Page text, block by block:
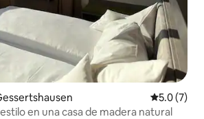
5.0 (7)
en una casa de madera natural